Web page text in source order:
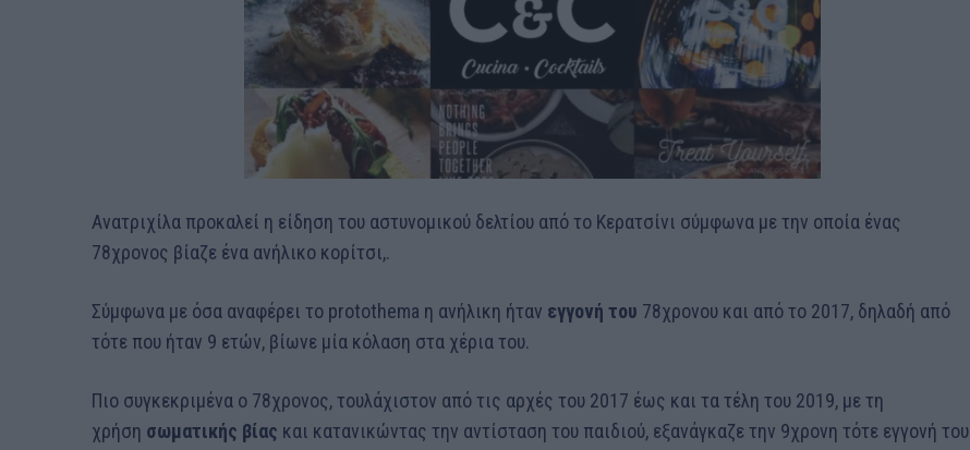
Ανατριχίλα προκαλεί η είδηση του αστυνομικού δελτίου από το Κερατσίνι σύμφωνα με την οποία ένας
78χρονος βίαζε ένα ανήλικο κορίτσι,.
Σύμφωνα με όσα αναφέρει το protothema η ανήλικη ήταν εγγονή του 78χρονου και από το 2017, δηλαδή από
τότε που ήταν 9 ετών, βίωνε μία κόλαση στα χέρια του.
Πιο συγκεκριμένα ο 78χρονος, τουλάχιστον από τις αρχές του 2017 έως και τα τέλη του 2019, με τη
χρήση σωματικής βίας και κατανικώντας την αντίσταση του παιδιού, εξανάγκαζε την 9χρονη τότε εγγονή του